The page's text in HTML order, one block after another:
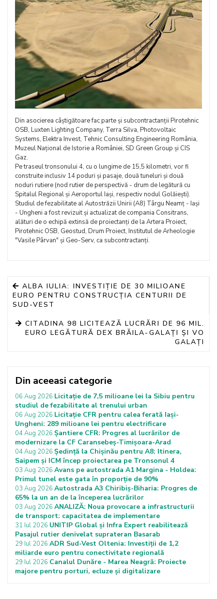
Din asocierea câștigătoare fac parte și subcontractanții Pirotehnic
OSB, Luxten Lighting Company, Terra Silva, Photovoltaic
Systems, Elektra Invest, Tehnic Consulting Engineering România,
Muzeul Național de Istorie a României, SD Green Group și CIS
Gaz.
Pe traseul tronsonului 4, cu o lungime de 15,5 kilometri, vor fi
construite inclusiv 14 poduri și pasaje, două tuneluri și două
noduri rutiere (nod rutier de perspectivă - drum de legătură cu
Spitalul Regional și Aeroportul Iași, respectiv nodul Golăiești).
Studiul de fezabilitate al Autostrăzii Unirii (A8) Târgu Neamț - Iași
- Ungheni a fost revizuit și actualizat de compania Consitrans,
alături de o echipă extinsă de proiectanți de la Artera Proiect,
Pirotehnic OSB, Geostud, Drum Proiect, Institutul de Arheologie
"Vasile Pârvan" și Geo-Serv, ca subcontractanți.
ALBA IULIA: INVESTIȚIE DE 30 MILIOANE
EURO PENTRU CONSTRUCȚIA CENTURII DE
SUD-VEST
CITADINA 98 LICITEAZĂ LUCRĂRI DE 96 MIL.
EURO LEGĂTURĂ DEX BRĂILA-GALAȚI ȘI VO
GALAȚI
Din aceeasi categorie
06 Aug 2026 Licitație de 7,5 milioane lei la Sibiu pentru
studiul de fezabilitate al trenului urban
06 Aug 2026 Licitație CFR pentru calea ferată Iași-
Ungheni: 289 milioane lei pentru electrificare
04 Aug 2026 Șantiere CFR: Progres al lucrărilor de
modernizare la CF Caransebeș-Timișoara-Arad
04 Aug 2026 Ședință la Chișinău pentru A8: Itinera,
Saipem și ICM încep proiectarea pe Tronsonul 4
03 Aug 2026 Avans pe autostrada A1 Margina - Holdea:
Primul tunel este gata în proporție de 90%
03 Aug 2026 Autostrada A3 Chiribiș-Biharia: Progres de
65% la un an de la începerea lucrărilor
03 Aug 2026 ANALIZĂ: Noua provocare a infrastructurii
de transport: capacitatea de implementare
31 Iul 2026 UNITIP Global și Infra Expert reabilitează
Pasajul rutier denivelat suprateran Basarab
29 Iul 2026 ADR Sud-Vest Oltenia: Investiții de 1,2
miliarde euro pentru conectivitate regională
29 Iul 2026 Canalul Dunăre - Marea Neagră: Proiecte
majore pentru porturi, ecluze și digitalizare